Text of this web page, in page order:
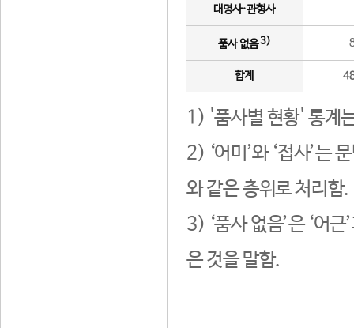
대명사·관형사
품사 없음3)
합계
1) '품사별 현황' 통계
2) ‘어미’와 ‘접사’는
와 같은 층위로 처리함.
3) ‘품사 없음’은 ‘어
은 것을 말함.